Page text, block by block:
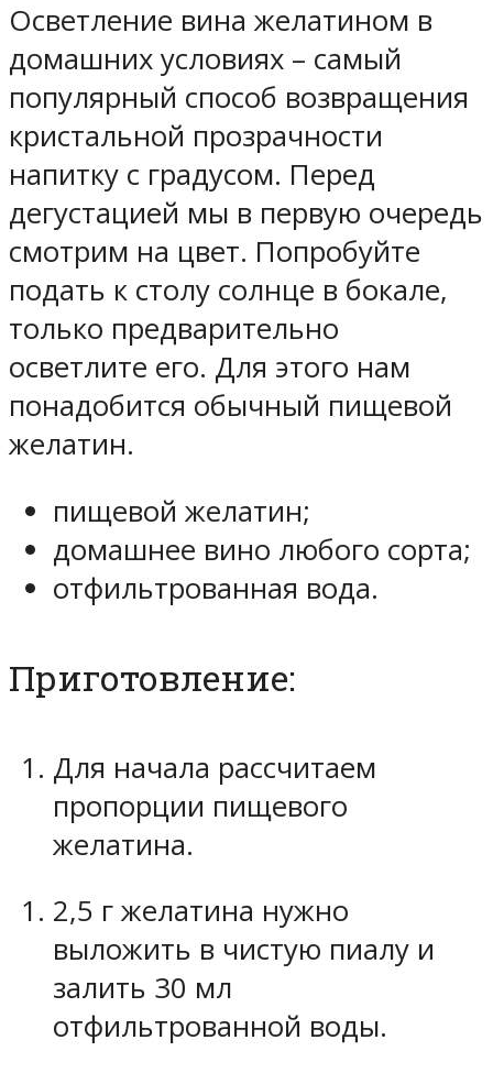
Осветление вина желатином в
домашних условиях – самый
популярный способ возвращения
кристальной прозрачности
напитку с градусом. Перед
дегустацией мы в первую очередь
смотрим на цвет. Попробуйте
подать к столу солнце в бокале,
только предварительно
осветлите его. Для этого нам
понадобится обычный пищевой
желатин.
пищевой желатин;
домашнее вино любого сорта;
отфильтрованная вода.
Приготовление:
Для начала рассчитаем
пропорции пищевого
желатина.
2,5 г желатина нужно
выложить в чистую пиалу и
залить 30 мл
отфильтрованной воды.